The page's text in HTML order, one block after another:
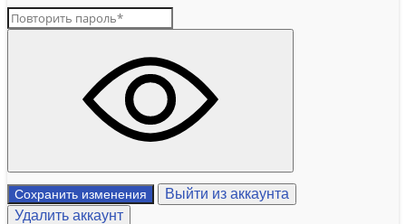
Сохранить изменения
Выйти из аккаунта
Удалить аккаунт